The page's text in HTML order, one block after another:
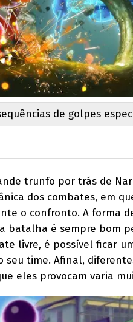
de golpes
trunfo por trás de
dos combates, em
o confronto. A forma
batalha é sempre bom
livre, é possível ficar
time. Afinal,
eles provocam varia